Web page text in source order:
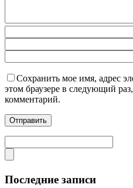
Сохранить мое имя, адрес
этом браузере в следующий
комментарий.
Последние записи